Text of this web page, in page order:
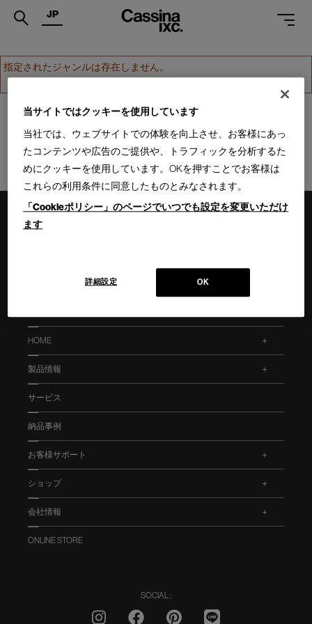
.
SERVICES
PROJECTS
MAGAZINE
SHOPS
PROFESSIONAL
JP
指定されたジャンルは存在しません。
HOME
製品情報
サービス
納品事例
お客様サポート
ショップ
会社情報
ONLINE STORE
SOCIAL :
当サイトではクッキーを使用しています
当社では、ウェブサイトでの体験を向上させ、お客様にあっ
たコンテンツや広告のご提供や、トラフィックを分析するた
めにクッキーを使用しています。OKを押すことでお客様は
これらの利用条件に同意したものとみなされます。
「Cookieポリシー」のページでいつでも設定を変更いただけ
ます
OK
詳細設定